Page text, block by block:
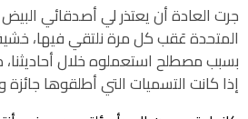
جرت العادة أن يعتذر لي أصدقائي البيض
المتحدة عَقب كل مرة نلتقي فيها،
بسبب مصطلح استعملوه خلال أحاديثنا،
إذا كانت التسميات التي أطلقوها جائزة